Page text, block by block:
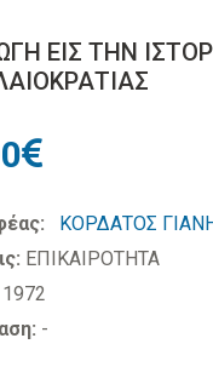
ΕΙΣ ΤΗΝ
ΚΟΡΔΑΤΟΣ
ΕΠΙΚΑΙΡΟΤΗΤΑ
-